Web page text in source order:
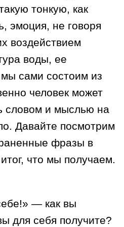
тонкую, как
эмоция, не говоря
воздействием
воды, ее
мы сами состоим из
человек может
словом и мыслью на
Давайте посмотрим
фразы в
что мы получаем.
— как вы
для себя получите?